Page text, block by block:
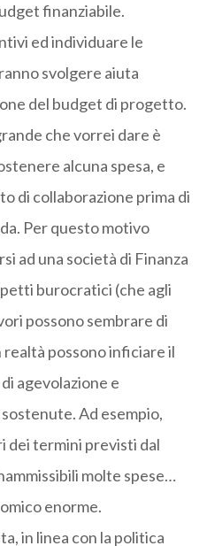
finanziabile.
ed individuare le
svolgere aiuta
del budget di progetto.
che vorrei dare è
alcuna spesa, e
di collaborazione prima di
Per questo motivo
ad una società di Finanza
burocratici (che agli
possono sembrare di
possono inficiare il
agevolazione e
Ad esempio,
dei termini previsti dal
molte spese…
enorme.
in linea con la politica